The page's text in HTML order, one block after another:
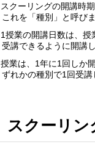
スクーリングの開講時
これを「種別」と呼びま
1授業の開講日数は、
受講できるように開講
授業は、1年に1回しか
ずれかの種別で1回受講
スクーリン